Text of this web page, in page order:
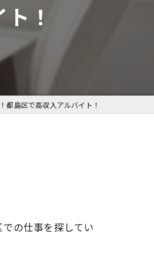
！
都島区で高収入アルバイト！
の仕事を探してい